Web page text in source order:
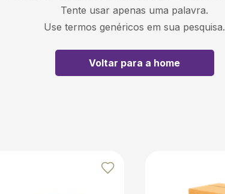
Tente usar apenas uma palavra.
Use termos genéricos em sua pesquisa.
Voltar para a home